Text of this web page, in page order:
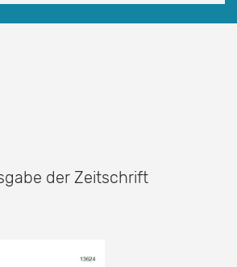
der Zeitschrift